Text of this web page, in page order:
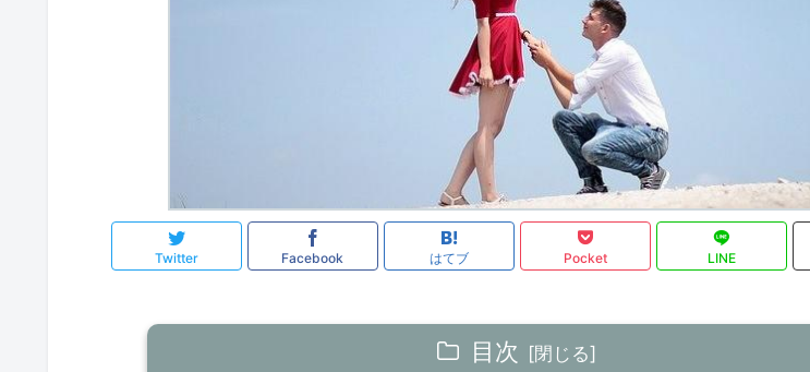
Twitter Facebook はてブ Pocket LINE
目次